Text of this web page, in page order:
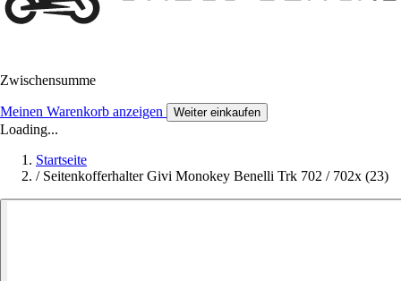
Zwischensumme
Meinen Warenkorb anzeigen Weiter einkaufen
Loading...
Startseite
/ Seitenkofferhalter Givi Monokey Benelli Trk 702 / 702x (23)